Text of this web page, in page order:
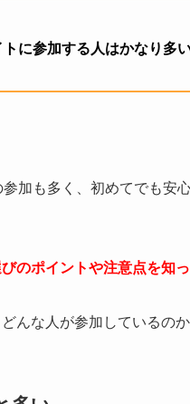
に参加する人はかなり多い
加も多く、初めてでも安
のポイントや注意点を知
んな人が参加しているの